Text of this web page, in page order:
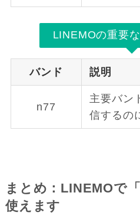
LINEMOの重要
バンド 説明
n77
主要バン
信するの
まとめ：LINEMOで
使えます